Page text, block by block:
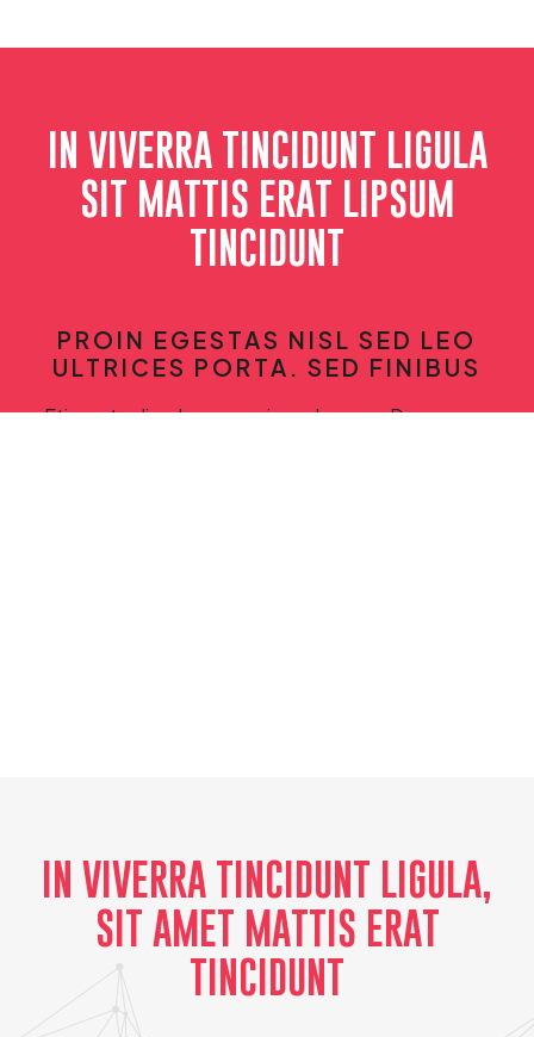
IN VIVERRA TINCIDUNT LIGULA
SIT MATTIS ERAT LIPSUM
TINCIDUNT
PROIN EGESTAS NISL SED LEO
ULTRICES PORTA. SED FINIBUS
Etiam et odio a lorem maximus rhoncus. Donec arcu
IN VIVERRA TINCIDUNT LIGULA,
SIT AMET MATTIS ERAT
TINCIDUNT